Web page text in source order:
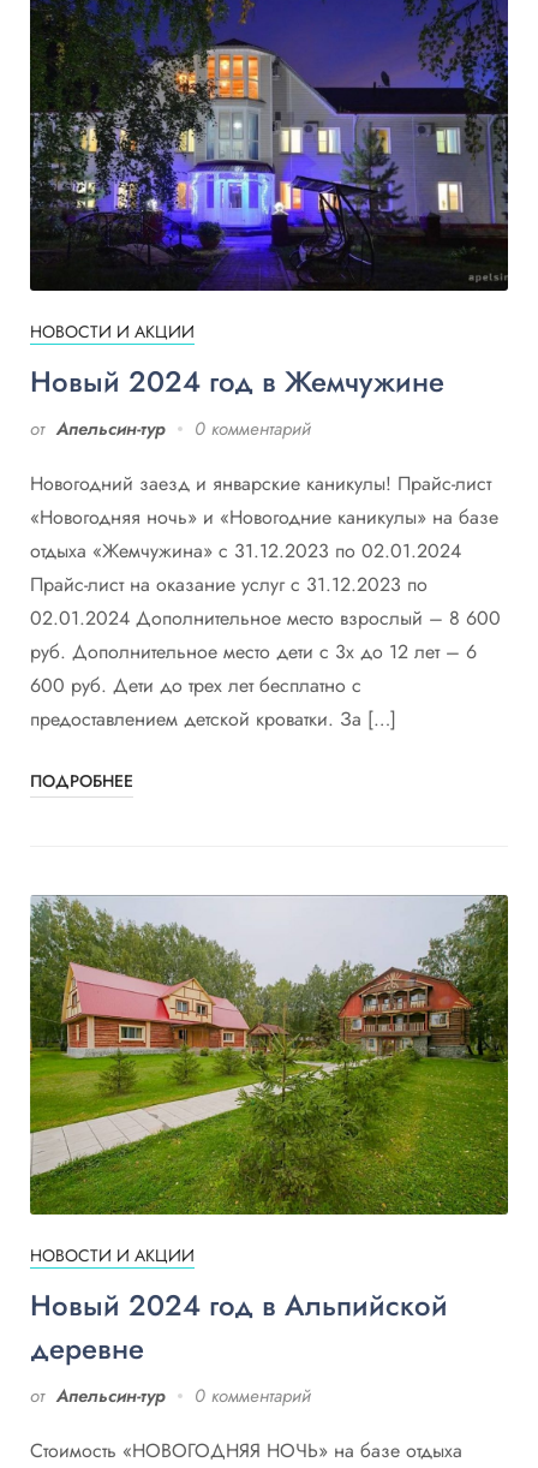
НОВОСТИ И АКЦИИ
Новый 2024 год в Жемчужине
от Апельсин-тур 0 комментарий
Новогодний заезд и январские каникулы! Прайс-лист
«Новогодняя ночь» и «Новогодние каникулы» на базе
отдыха «Жемчужина» с 31.12.2023 по 02.01.2024
Прайс-лист на оказание услуг с 31.12.2023 по
02.01.2024 Дополнительное место взрослый – 8 600
руб. Дополнительное место дети с 3х до 12 лет – 6
600 руб. Дети до трех лет бесплатно с
предоставлением детской кроватки. За […]
ПОДРОБНЕЕ
НОВОСТИ И АКЦИИ
Новый 2024 год в Альпийской
деревне
от Апельсин-тур 0 комментарий
Стоимость «НОВОГОДНЯЯ НОЧЬ» на базе отдыха